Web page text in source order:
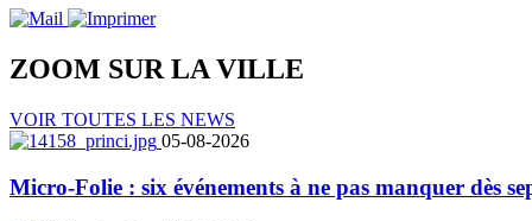
ZOOM SUR LAVILLE
VOIR TOUTES LES NEWS
05-08-2026
Micro-Folie : six événements à ne pas manquer dès